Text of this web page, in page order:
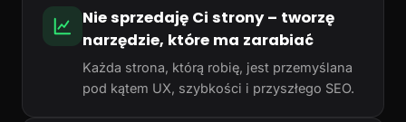
Nie sprzedaję Ci strony – tworzę
narzędzie, które ma zarabiać
Każda strona, którą robię, jest przemyślana
pod kątem UX, szybkości i przyszłego SEO.